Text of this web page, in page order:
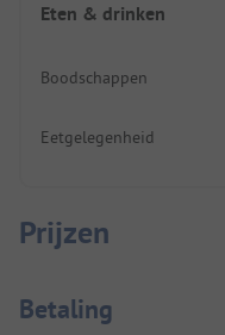
Eten & drinken
Boodschappen
Eetgelegenheid
Prijzen
Betaalinformatie
Betaling